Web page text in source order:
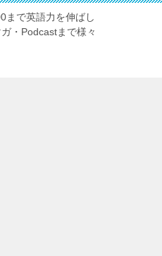
まで英語力を伸ばし
・Podcastまで様々